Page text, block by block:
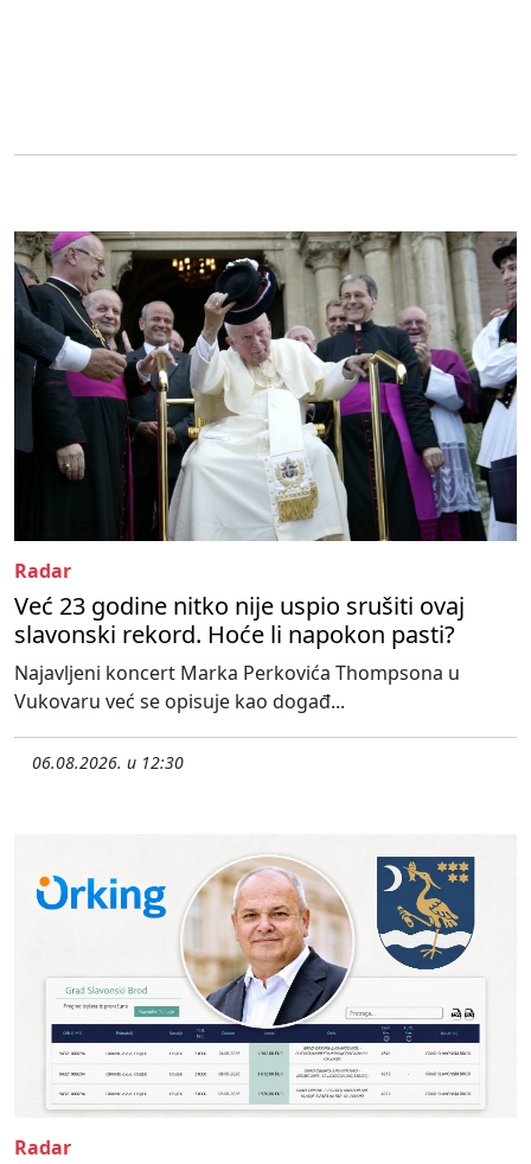
Radar
Već 23 godine nitko nije uspio srušiti ovaj
slavonski rekord. Hoće li napokon pasti?
Najavljeni koncert Marka Perkovića Thompsona u
Vukovaru već se opisuje kao događ...
06.08.2026. u 12:30
Radar